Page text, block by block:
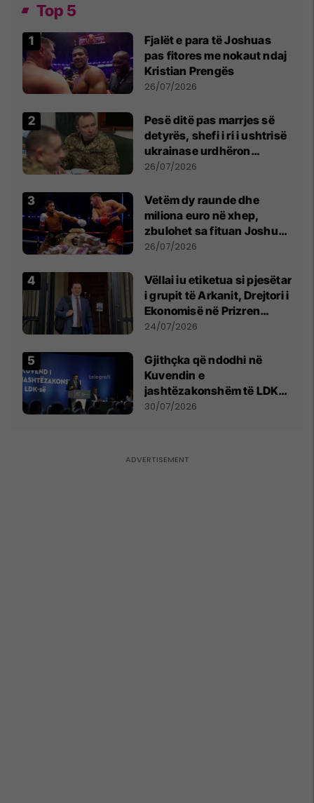
Top 5
Fjalët e para të Joshuas
pas fitores me nokaut ndaj
Kristian Prengës
26/07/2026
Pesë ditë pas marrjes së
detyrës, shefi i ri i ushtrisë
ukrainase urdhëron
kontroll të madh
26/07/2026
Vetëm dy raunde dhe
miliona euro në xhep,
zbulohet sa fituan Joshua
e Prenga
26/07/2026
Vëllai iu etiketua si pjesëtar
i grupit të Arkanit, Drejtori i
Ekonomisë në Prizren
mohon pretendimet
24/07/2026
Gjithçka që ndodhi në
Kuvendin e
jashtëzakonshëm të LDK-
së
30/07/2026